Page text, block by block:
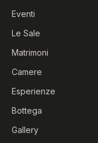
Eventi
Le Sale
Matrimoni
Camere
Esperienze
Bottega
Gallery